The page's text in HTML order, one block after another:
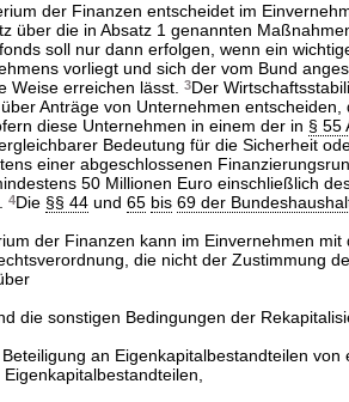
der Finanzen entscheidet im
über die in Absatz 1 genannten
soll nur dann erfolgen, wenn ein
vorliegt und sich der vom Bund
Weise erreichen lässt.
3Der
Anträge von Unternehmen entscheiden,
diese Unternehmen in einem der in § 55
Bedeutung für die Sicherheit
einer abgeschlossenen
50 Millionen Euro einschließlich
4Die §§ 44 und 65 bis 69 der
der Finanzen kann im Einvernehmen
die nicht der Zustimmung
die sonstigen Bedingungen der
an Eigenkapitalbestandteilen